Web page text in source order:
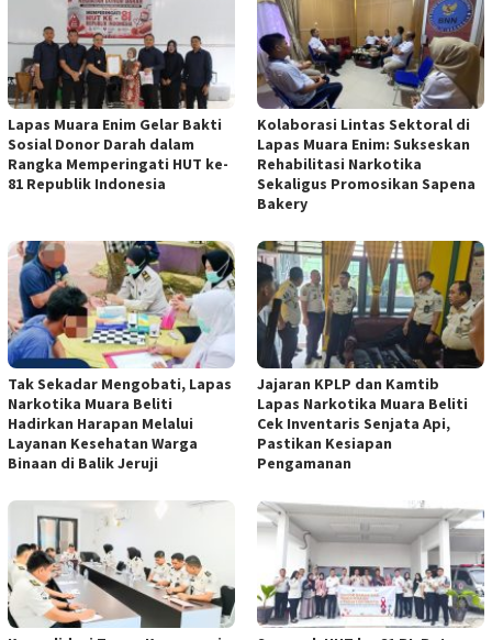
Lapas Muara Enim Gelar Bakti
Sosial Donor Darah dalam
Rangka Memperingati HUT ke-
81 Republik Indonesia
Kolaborasi Lintas Sektoral di
Lapas Muara Enim: Sukseskan
Rehabilitasi Narkotika
Sekaligus Promosikan Sapena
Bakery
Tak Sekadar Mengobati, Lapas
Narkotika Muara Beliti
Hadirkan Harapan Melalui
Layanan Kesehatan Warga
Binaan di Balik Jeruji
Jajaran KPLP dan Kamtib
Lapas Narkotika Muara Beliti
Cek Inventaris Senjata Api,
Pastikan Kesiapan
Pengamanan